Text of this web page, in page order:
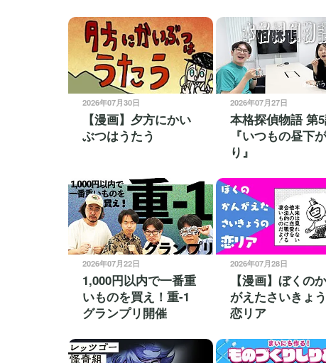
2026年07月30日
【漫画】夕方にかい
ぶつはうたう
2026年07月27日
本格探偵物語 第
『いつもの昼下が
り』
2026年07月22日
1,000円以内で一番重
いものを買え！重-1
グランプリ開催
2026年07月28日
【漫画】ぼくの
がえたさいきょ
恋リア